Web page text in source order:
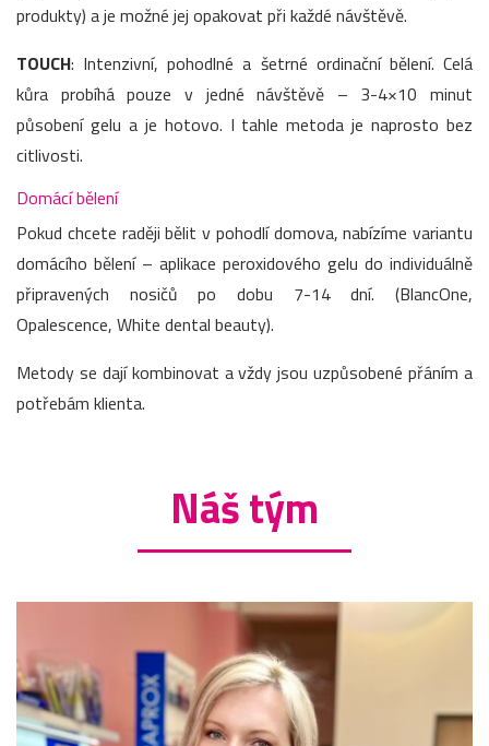
produkty) a je možné jej opakovat při každé návštěvě.
TOUCH: Intenzivní, pohodlné a šetrné ordinační bělení. Celá
kůra probíhá pouze v jedné návštěvě – 3-4×10 minut
působení gelu a je hotovo. I tahle metoda je naprosto bez
citlivosti.
Domácí bělení
Pokud chcete raději bělit v pohodlí domova, nabízíme variantu
domácího bělení – aplikace peroxidového gelu do individuálně
připravených nosičů po dobu 7-14 dní. (BlancOne,
Opalescence, White dental beauty).
Metody se dají kombinovat a vždy jsou uzpůsobené přáním a
potřebám klienta.
Náš tým